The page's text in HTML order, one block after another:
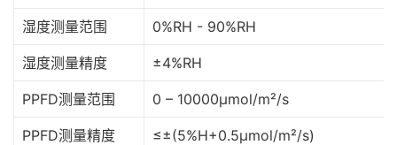
湿度测量范围 0%RH - 90%RH
湿度测量精度 ±4%RH
PPFD测量范围 0 – 10000μmol/m²/s
PPFD测量精度 ≤±(5%H+0.5μmol/m²/s)